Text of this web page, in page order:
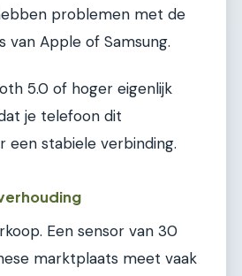
problemen met de
van Apple of Samsung.
5.0 of hoger eigenlijk
je telefoon dit
een stabiele verbinding.
Een sensor van 30
marktplaats meet vaak